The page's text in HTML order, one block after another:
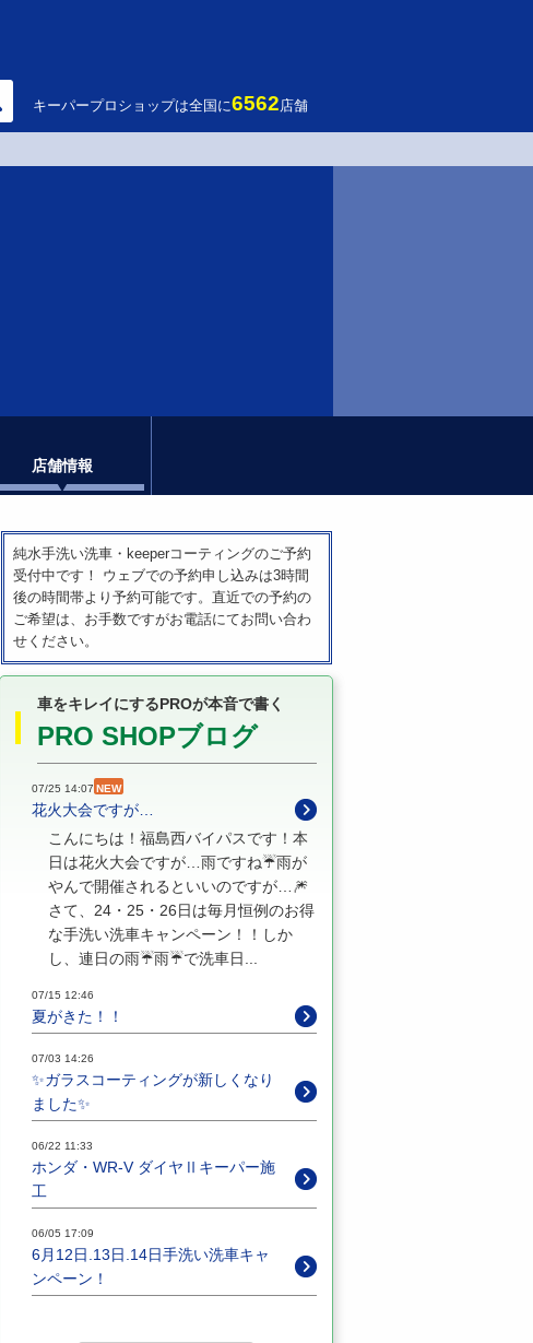
キーパープロショップは全国に6562店舗
店舗情報
純水手洗い洗車・keeperコーティングのご予約
受付中です！ ウェブでの予約申し込みは3時間
後の時間帯より予約可能です。直近での予約の
ご希望は、お手数ですがお電話にてお問い合わ
せください。
車をキレイにするPROが本音で書く
PRO SHOPブログ
07/25 14:07 NEW
花火大会ですが…
こんにちは！福島西バイパスです！本
日は花火大会ですが…雨ですね☔雨が
やんで開催されるといいのですが…🎆
さて、24・25・26日は毎月恒例のお得
な手洗い洗車キャンペーン！！しか
し、連日の雨☔雨☔で洗車日...
07/15 12:46
夏がきた！！
07/03 14:26
✨ガラスコーティングが新しくなり
ました✨
06/22 11:33
ホンダ・WR-V ダイヤⅡキーパー施
工
06/05 17:09
6月12日.13日.14日手洗い洗車キャ
ンペーン！